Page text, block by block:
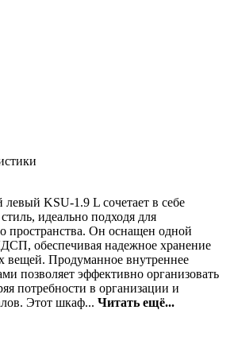
KSU-1.9 L сочетает в себе
идеально подходя для
пространства. Он оснащен одной
обеспечивая надежное хранение
вещей. Продуманное внутреннее
позволяет эффективно организовать
потребности в организации и
Этот шкаф... Читать ещё...